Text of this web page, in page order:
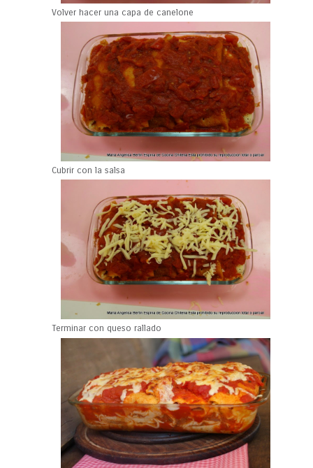
Volver hacer una capa de canelone
Cubrir con la salsa
Terminar con queso rallado